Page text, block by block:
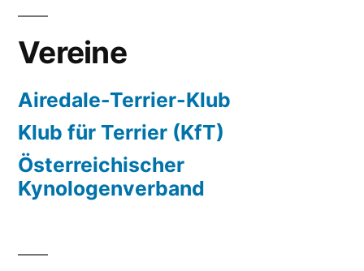
Vereine
Airedale-Terrier-Klub
Klub für Terrier (KfT)
Österreichischer
Kynologenverband